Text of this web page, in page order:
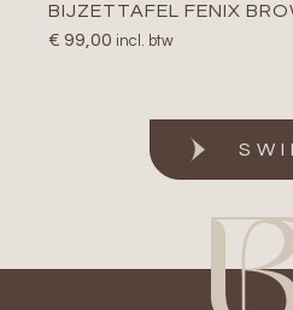
BIJZETTAFEL FENIX
€ 99,00 incl. btw